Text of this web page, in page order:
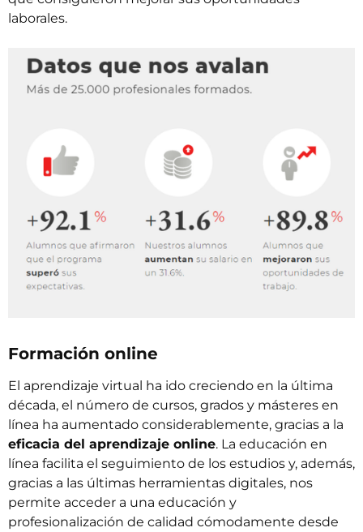
laborales.
Formación online
El aprendizaje virtual ha ido creciendo en la última
década, el número de cursos, grados y másteres en
línea ha aumentado considerablemente, gracias a la
eficacia del aprendizaje online. La educación en
línea facilita el seguimiento de los estudios y, además,
gracias a las últimas herramientas digitales, nos
permite acceder a una educación y
profesionalización de calidad cómodamente desde